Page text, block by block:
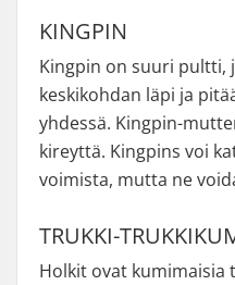
KINGPIN
Kingpin on suuri pultti,
keskikohdan läpi ja
yhdessä. Kingpin-
kireyttä. Kingpins voi
voimista, mutta ne
TRUKKI-
Holkit ovat